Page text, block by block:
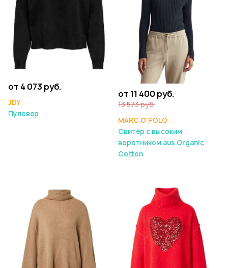
от 4 073 руб.
JDY
Пуловер
от 11 400 руб.
13 573 руб.
MARC O'POLO
Свитер с высоким
воротником aus Organic
Cotton